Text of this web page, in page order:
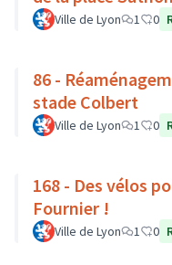
Ville de Lyon 1 0
86 -
stade Colbert
Ville de Lyon 1 0
168 - Des vélos
Fournier !
Ville de Lyon 1 0